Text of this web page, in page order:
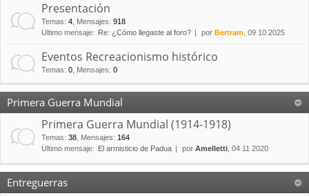
Presentación
Temas: 4 Mensajes: 918
Último mensaje:
Re: ¿Cómo llegaste al foro? por Bertram , 09 10 2025
Eventos Recreacionismo histórico
Temas: 0 Mensajes: 0
Primera Guerra Mundial
Primera Guerra Mundial (1914-1918)
Temas: 38 Mensajes: 164
Último mensaje:
El armisticio de Padua por Amelletti , 04 11 2020
Entreguerras